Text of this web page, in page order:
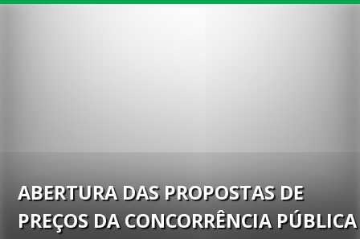
ABERTURA DAS PROPOSTAS DE
PREÇOS DA CONCORRÊNCIA PÚBLICA